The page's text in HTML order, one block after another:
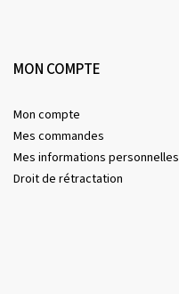
MON COMPTE
Mon compte
Mes commandes
Mes informations personnelles
Droit de rétractation